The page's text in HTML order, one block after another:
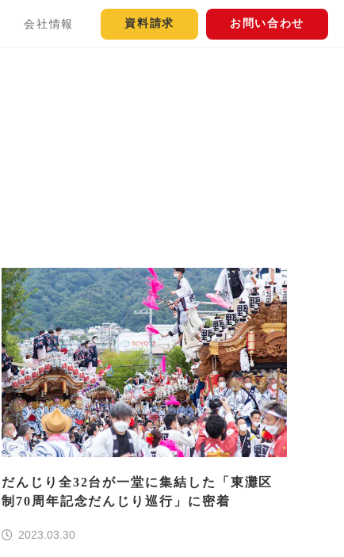
会社情報 資料請求 お問い合わせ
だんじり全32台が一堂に集結した「東灘区
制70周年記念だんじり巡行」に密着
2023.03.30